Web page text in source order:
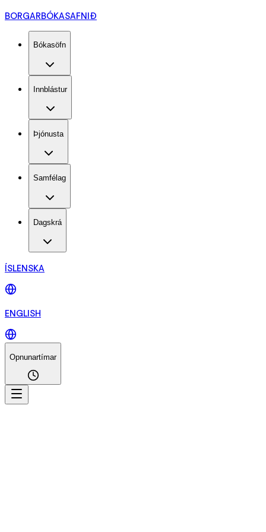
BORGARBÓKASAFNIÐ
Bókasöfn
Innblástur
Þjónusta
Samfélag
Dagskrá
ÍSLENSKA
ENGLISH
Opnunartímar